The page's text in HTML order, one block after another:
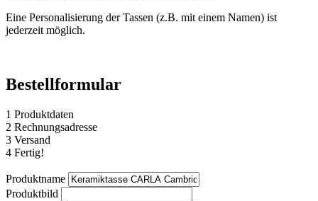
Eine Personalisierung der Tassen (z.B. mit einem Namen) ist
jederzeit möglich.
Bestellformular
1 Produktdaten
2 Rechnungsadresse
3 Versand
4 Fertig!
Produktname
Produktbild